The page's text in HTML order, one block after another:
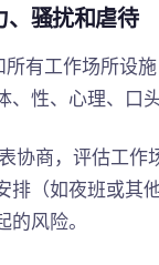
、骚扰和虐待
有工作场所设
性、心理、口
协商，评估工作
排（如夜班或其
风险。